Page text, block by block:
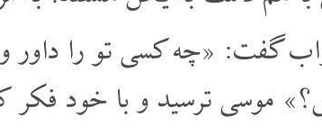
گفت: «چه کسی تو را داور
موسی ترسید و با خود فکر